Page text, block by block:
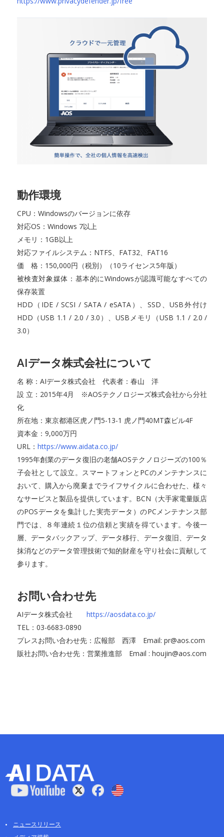
動作環境
CPU：Windowsのバージョンに依存
対応OS：Windows 7以上
メモリ：1GB以上
対応ファイルシステム：NTFS、FAT32、FAT16
価 格：150,000円（税別）（10ライセンス5年版）
被検査対象媒体：基本的にWindowsが認識可能なすべての
保存装置
HDD（IDE / SCSI / SATA / eSATA）、SSD、USB外付け
HDD（USB 1.1 / 2.0 / 3.0）、USBメモリ（USB 1.1 / 2.0 /
3.0）
AIデータ株式会社について
名 称：AIデータ株式会社 代表者：春山 洋
設 立：2015年4月 ※AOSテクノロジーズ株式会社から分社
化
所在地：東京都港区虎ノ門5-13-1 虎ノ門40MT森ビル4F
資本金：9,000万円
URL： https://www.aidata.co.jp/
1995年創業のデータ復旧の老舗AOSテクノロジーズの100％
子会社として設立。スマートフォンとPCのメンテナンスに
おいて、購入から廃棄までライフサイクルに合わせた、様々
なサービスと製品を提供しています。BCN（大手家電量販店
のPOSデータを集計した実売データ）のPCメンテナンス部
門では、８年連続１位の信頼と実績を得ています。今後一
層、データバックアップ、データ移行、データ復旧、データ
抹消などのデータ管理技術で知的財産を守り社会に貢献して
参ります。
お問い合わせ先
AIデータ株式会社 https://aosdata.co.jp/
TEL：03-6683-0890
プレスお問い合わせ先：広報部 西澤 Email: pr@aos.com
販社お問い合わせ先：営業推進部 Email : houjin@aos.com
ニュースリリース